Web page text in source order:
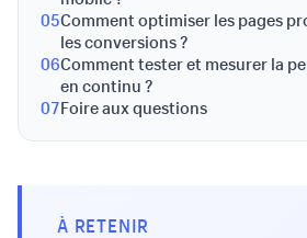
05Comment optimiser les pages
les conversions ?
06Comment tester et mesurer la
en continu ?
07Foire aux questions
À RETENIR